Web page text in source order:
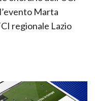
Marta
regionale Lazio